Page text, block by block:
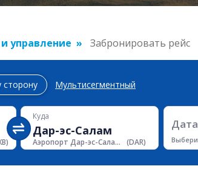
управление Забронировать рейс
сторону Мультисегментный
)
Куда
Аэропорт Дар-эс-Салама (DAR)
Дата